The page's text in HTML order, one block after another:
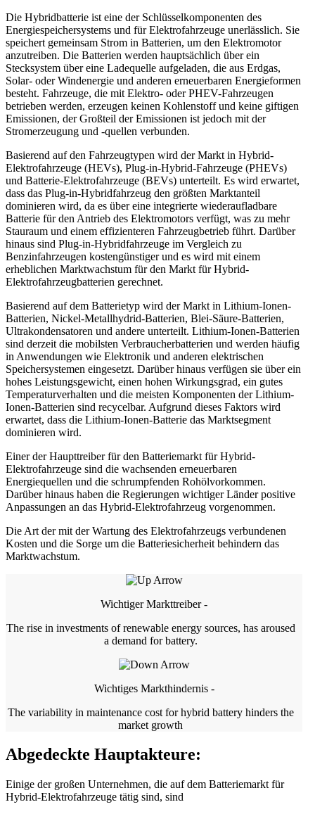
Die Hybridbatterie ist eine der Schlüsselkomponenten des
Energiespeichersystems und für Elektrofahrzeuge unerlässlich. Sie
speichert gemeinsam Strom in Batterien, um den Elektromotor
anzutreiben. Die Batterien werden hauptsächlich über ein
Stecksystem über eine Ladequelle aufgeladen, die aus Erdgas,
Solar- oder Windenergie und anderen erneuerbaren Energieformen
besteht. Fahrzeuge, die mit Elektro- oder PHEV-Fahrzeugen
betrieben werden, erzeugen keinen Kohlenstoff und keine giftigen
Emissionen, der Großteil der Emissionen ist jedoch mit der
Stromerzeugung und -quellen verbunden.
Basierend auf den Fahrzeugtypen wird der Markt in Hybrid-
Elektrofahrzeuge (HEVs), Plug-in-Hybrid-Fahrzeuge (PHEVs)
und Batterie-Elektrofahrzeuge (BEVs) unterteilt. Es wird erwartet,
dass das Plug-in-Hybridfahrzeug den größten Marktanteil
dominieren wird, da es über eine integrierte wiederaufladbare
Batterie für den Antrieb des Elektromotors verfügt, was zu mehr
Stauraum und einem effizienteren Fahrzeugbetrieb führt. Darüber
hinaus sind Plug-in-Hybridfahrzeuge im Vergleich zu
Benzinfahrzeugen kostengünstiger und es wird mit einem
erheblichen Marktwachstum für den Markt für Hybrid-
Elektrofahrzeugbatterien gerechnet.
Basierend auf dem Batterietyp wird der Markt in Lithium-Ionen-
Batterien, Nickel-Metallhydrid-Batterien, Blei-Säure-Batterien,
Ultrakondensatoren und andere unterteilt. Lithium-Ionen-Batterien
sind derzeit die mobilsten Verbraucherbatterien und werden häufig
in Anwendungen wie Elektronik und anderen elektrischen
Speichersystemen eingesetzt. Darüber hinaus verfügen sie über ein
hohes Leistungsgewicht, einen hohen Wirkungsgrad, ein gutes
Temperaturverhalten und die meisten Komponenten der Lithium-
Ionen-Batterien sind recycelbar. Aufgrund dieses Faktors wird
erwartet, dass die Lithium-Ionen-Batterie das Marktsegment
dominieren wird.
Einer der Haupttreiber für den Batteriemarkt für Hybrid-
Elektrofahrzeuge sind die wachsenden erneuerbaren
Energiequellen und die schrumpfenden Rohölvorkommen.
Darüber hinaus haben die Regierungen wichtiger Länder positive
Anpassungen an das Hybrid-Elektrofahrzeug vorgenommen.
Die Art der mit der Wartung des Elektrofahrzeugs verbundenen
Kosten und die Sorge um die Batteriesicherheit behindern das
Marktwachstum.
Wichtiger Markttreiber -
The rise in investments of renewable energy sources, has aroused
a demand for battery.
Wichtiges Markthindernis -
The variability in maintenance cost for hybrid battery hinders the
market growth
Abgedeckte Hauptakteure:
Einige der großen Unternehmen, die auf dem Batteriemarkt für
Hybrid-Elektrofahrzeuge tätig sind, sind